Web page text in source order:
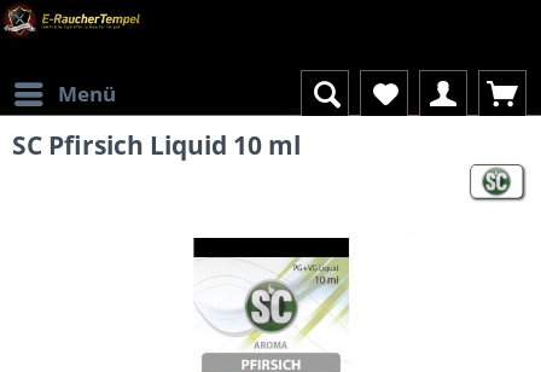
Menü
SC Pfirsich Liquid 10 ml